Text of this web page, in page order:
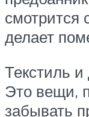
делает
Текстиль и
Это вещи,
забывать